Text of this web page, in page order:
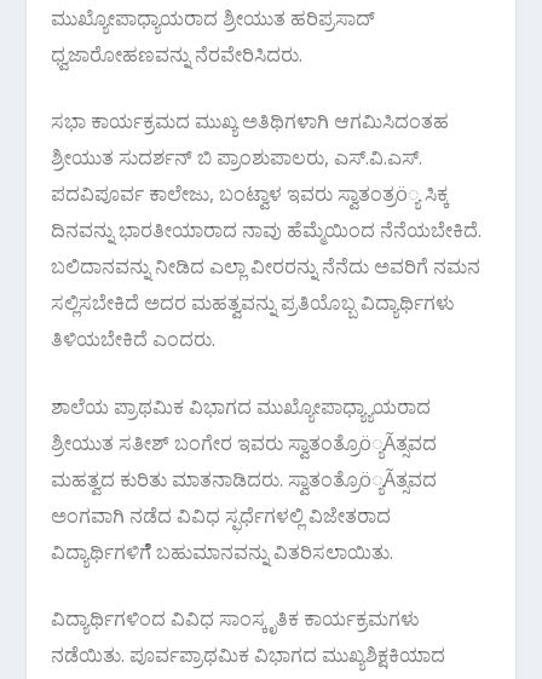
ಮುಖ್ಯೋಪಾಧ್ಯಾಯರಾದ ಶ್ರೀಯುತ ಹರಿಪ್ರಸಾದ್
ಧ್ವಜಾರೋಹಣವನ್ನು ನೆರವೇರಿಸಿದರು.
ಸಭಾ ಕಾರ್ಯಕ್ರಮದ ಮುಖ್ಯ ಅತಿಥಿಗಳಾಗಿ ಆಗಮಿಸಿದಂತಹ
ಶ್ರೀಯುತ ಸುದರ್ಶನ್ ಬಿ ಪ್ರಾಂಶುಪಾಲರು, ಎಸ್.ವಿ.ಎಸ್.
ಪದವಿಪೂರ್ವ ಕಾಲೇಜು, ಬಂಟ್ವಾಳ ಇವರು ಸ್ವಾತಂತ್ರö್ಯ ಸಿಕ್ಕ
ದಿನವನ್ನು ಭಾರತೀಯಾರಾದ ನಾವು ಹೆಮ್ಮೆಯಿಂದ ನೆನೆಯಬೇಕಿದೆ.
ಬಲಿದಾನವನ್ನು ನೀಡಿದ ಎಲ್ಲಾ ವೀರರನ್ನು ನೆನೆದು ಅವರಿಗೆ ನಮನ
ಸಲ್ಲಿಸಬೇಕಿದೆ ಅದರ ಮಹತ್ವವನ್ನು ಪ್ರತಿಯೊಬ್ಬ ವಿದ್ಯಾರ್ಥಿಗಳು
ತಿಳಿಯಬೇಕಿದೆ ಎಂದರು.
ಶಾಲೆಯ ಪ್ರಾಥಮಿಕ ವಿಭಾಗದ ಮುಖ್ಯೋಪಾಧ್ಯ್ಯಾಯರಾದ
ಶ್ರೀಯುತ ಸತೀಶ್ ಬಂಗೇರ ಇವರು ಸ್ವಾತಂತ್ರೊö್ಯÃತ್ಸವದ
ಮಹತ್ವದ ಕುರಿತು ಮಾತನಾಡಿದರು. ಸ್ವಾತಂತ್ರೊö್ಯÃತ್ಸವದ
ಅಂಗವಾಗಿ ನಡೆದ ವಿವಿಧ ಸ್ಫರ್ಧೆಗಳಲ್ಲಿ ವಿಜೇತರಾದ
ವಿದ್ಯಾರ್ಥಿಗಳಿಗೆೆ ಬಹುಮಾನವನ್ನು ವಿತರಿಸಲಾಯಿತು.
ವಿದ್ಯಾರ್ಥಿಗಳಿಂದ ವಿವಿಧ ಸಾಂಸ್ಕೃತಿಕ ಕಾರ್ಯಕ್ರಮಗಳು
ನಡೆಯಿತು. ಪೂರ್ವಪ್ರಾಥಮಿಕ ವಿಭಾಗದ ಮುಖ್ಯಶಿಕ್ಷಕಿಯಾದ